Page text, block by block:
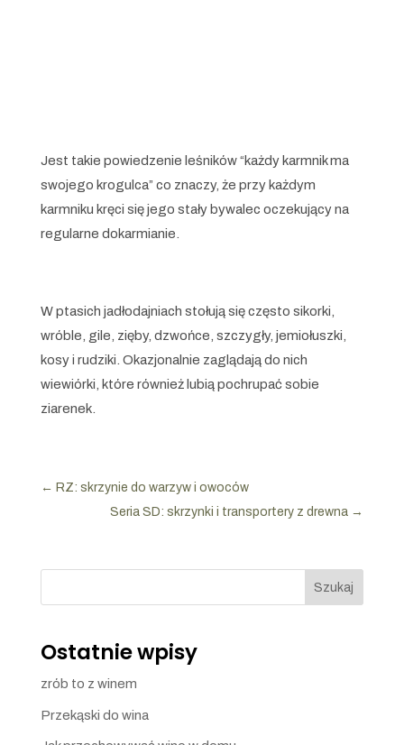
Jest takie powiedzenie leśników “każdy karmnik ma
swojego krogulca” co znaczy, że przy każdym
karmniku kręci się jego stały bywalec oczekujący na
regularne dokarmianie.
W ptasich jadłodajniach stołują się często sikorki,
wróble, gile, zięby, dzwońce, szczygły, jemiołuszki,
kosy i rudziki. Okazjonalnie zaglądają do nich
wiewiórki, które również lubią pochrupać sobie
ziarenek.
← RZ: skrzynie do warzyw i owoców
Seria SD: skrzynki i transportery z drewna →
Szukaj
Ostatnie wpisy
zrób to z winem
Przekąski do wina